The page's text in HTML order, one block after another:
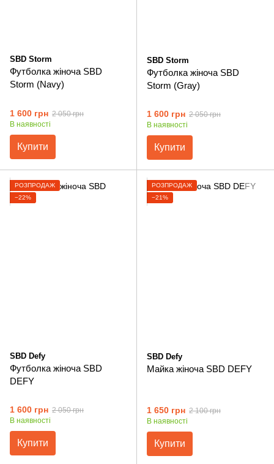
SBD Storm
Футболка жіноча SBD
Storm (Navy)
1 600 грн 2 050 грн
В наявності
Купити
SBD Storm
Футболка жіноча SBD
Storm (Gray)
1 600 грн 2 050 грн
В наявності
Купити
РОЗПРОДАЖ
−22%
SBD Defy
Футболка жіноча SBD
DEFY
1 600 грн 2 050 грн
В наявності
Купити
РОЗПРОДАЖ
−21%
SBD Defy
Майка жіноча SBD DEFY
1 650 грн 2 100 грн
В наявності
Купити